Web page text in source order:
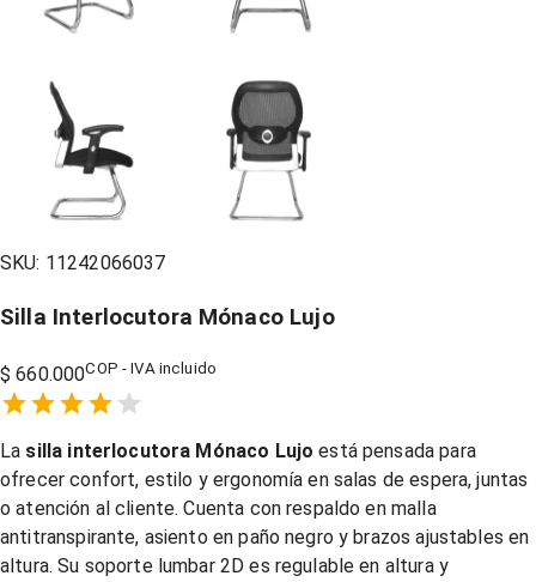
SKU: 11242066037
Silla Interlocutora Mónaco Lujo
$ 660.000COP - IVA incluido
1 Star,
2 Stars,
3 Stars,
4 Stars,
5 Stars,
La silla interlocutora Mónaco Lujo está pensada para
ofrecer confort, estilo y ergonomía en salas de espera, juntas
o atención al cliente. Cuenta con respaldo en malla
antitranspirante, asiento en paño negro y brazos ajustables en
altura. Su soporte lumbar 2D es regulable en altura y